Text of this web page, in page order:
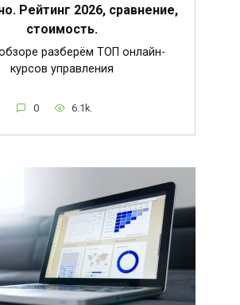
Рейтинг 2026, сравнение,
стоимость.
разберём ТОП онлайн-
курсов управления
0 6.1k.